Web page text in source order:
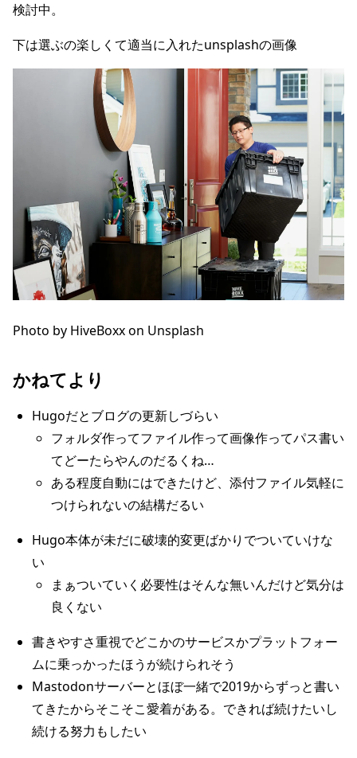
検討中。
下は選ぶの楽しくて適当に入れたunsplashの画像
Photo by HiveBoxxon Unsplash
かねてより
Hugoだとブログの更新しづらい
フォルダ作ってファイル作って画像作ってパス書い
てどーたらやんのだるくね…
ある程度自動にはできたけど、添付ファイル気軽に
つけられないの結構だるい
Hugo本体が未だに破壊的変更ばかりでついていけな
い
まぁついていく必要性はそんな無いんだけど気分は
良くない
書きやすさ重視でどこかのサービスかプラットフォー
ムに乗っかったほうが続けられそう
Mastodonサーバーとほぼ一緒で2019からずっと書い
てきたからそこそこ愛着がある。できれば続けたいし
続ける努力もしたい